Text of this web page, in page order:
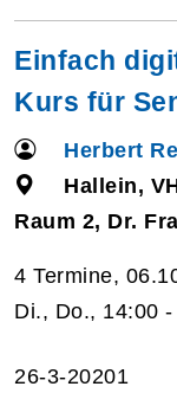
Einfach
Kurs für
Herbert
Hallein,
Raum 2, Dr.
4 Termine,
Di., Do., 14:00
26-3-20201